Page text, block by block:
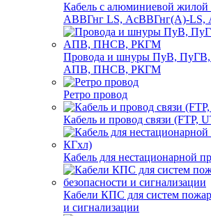
Кабель с алюминиевой
АВВГнг LS, АсВВГнг(А)-
Провода и шнуры ПуВ,
АПВ, ПНСВ, РКГМ
Ретро провод
Кабель и провод связи (FTP,
Кабель для нестационарной
Кабели КПС для систем
и сигнализации